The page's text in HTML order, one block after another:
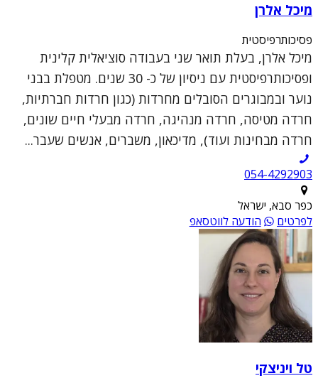
מיכל אלרן
פסיכותרפיסטית
מיכל אלרן, בעלת תואר שני בעבודה סוציאלית קלינית
ופסיכותרפיסטית עם ניסיון של כ- 30 שנים. מטפלת בבני
נוער ובמבוגרים הסובלים מחרדות (כגון חרדות חברתיות,
חרדה מטיסה, חרדה מנהיגה, חרדה מבעלי חיים שונים,
חרדה מבחינות ועוד), מדיכאון, משברים, אנשים שעבר...
054-4292903
כפר סבא, ישראל
לפרטים
הודעה לווטסאפ
טל ויניצקי